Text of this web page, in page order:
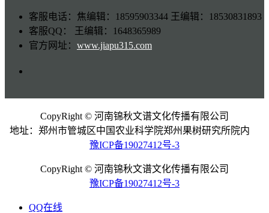
客服电话：焦编辑：18595903344 王编辑：18530831893
客服QQ： 王编辑：1648365989
官方网址： www.jiapu315.com
CopyRight © 河南锦秋文谱文化传播有限公司
地址：郑州市管城区中国农业科学院郑州果树研究所院内
豫ICP备19027412号-3
CopyRight © 河南锦秋文谱文化传播有限公司
豫ICP备19027412号-3
QQ在线